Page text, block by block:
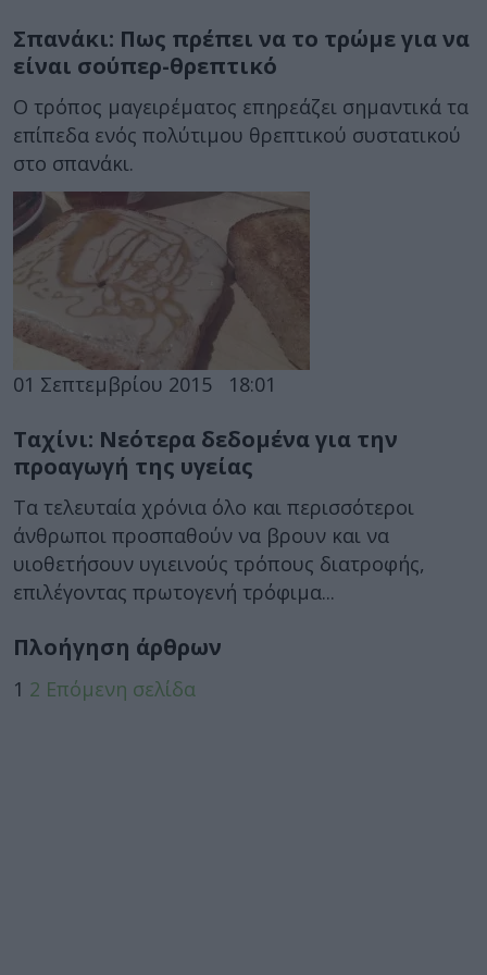
Σπανάκι: Πως πρέπει να το τρώμε για να
είναι σούπερ-θρεπτικό
Ο τρόπος μαγειρέματος επηρεάζει σημαντικά τα
επίπεδα ενός πολύτιμου θρεπτικού συστατικού
στο σπανάκι.
01 Σεπτεμβρίου 2015 18:01
Ταχίνι: Νεότερα δεδομένα για την
προαγωγή της υγείας
Τα τελευταία χρόνια όλο και περισσότεροι
άνθρωποι προσπαθούν να βρουν και να
υιοθετήσουν υγιεινούς τρόπους διατροφής,
επιλέγοντας πρωτογενή τρόφιμα...
Πλοήγηση άρθρων
1 2 Επόμενη σελίδα